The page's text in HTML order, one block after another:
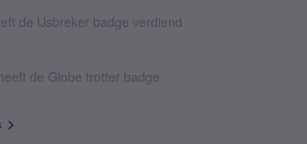
de IJsbreker badge verdiend
de Globe trotter badge